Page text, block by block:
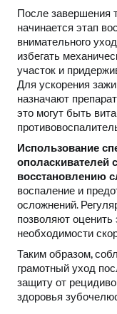
После завершения
начинается этап
внимательного
избегать
участок и
Для ускорения
назначают
это могут быть
Использование
ополаскивателей
восстановлению
воспаление и
осложнений.
позволяют
необходимости
Таким образом,
грамотный уход
защиту от
здоровья